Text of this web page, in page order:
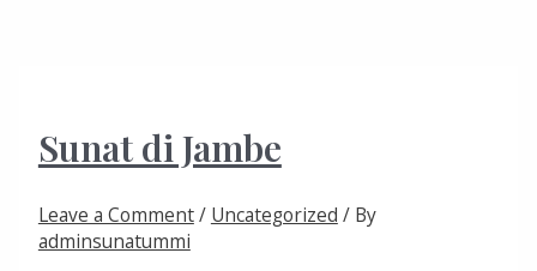
Sunat di Jambe
Leave a Comment/ Uncategorized / By
adminsunatummi